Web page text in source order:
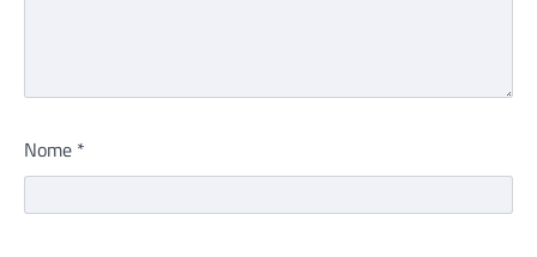
Nome *